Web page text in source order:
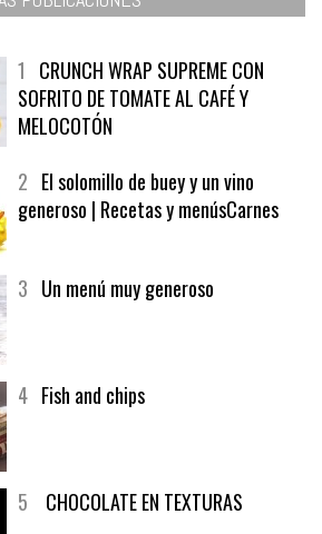
1 CRUNCH WRAP SUPREME CON
SOFRITO DE TOMATE AL CAFÉ Y
MELOCOTÓN
2 El solomillo de buey y un vino
generoso | Recetas y menúsCarnes
3 Un menú muy generoso
4 Fish and chips
5 CHOCOLATE EN TEXTURAS